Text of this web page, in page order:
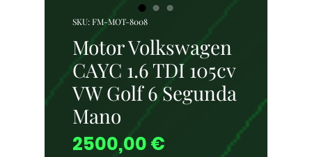
SKU: FM-MOT-8008
Motor Volkswagen
CAYC 1.6 TDI 105cv
VW Golf 6 Segunda
Mano
2500,00 €